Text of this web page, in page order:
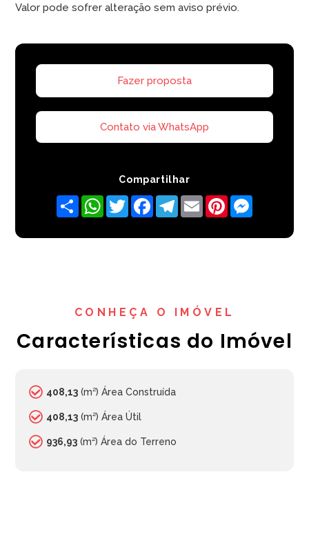
Valor pode sofrer alteração sem aviso prévio.
Fazer proposta
Contato via WhatsApp
Compartilhar
Share WhatsApp
TwitterFacebookTelegram
Email Pinterest
CONHEÇA O IMÓVEL
Características do Imóvel
408,13 (m²) Área Construída
408,13 (m²) Área Útil
936,93 (m²) Área do Terreno